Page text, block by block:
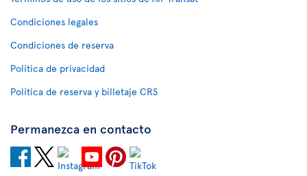
Condiciones legales
Condiciones de reserva
Política de privacidad
Política de reserva y billetaje CRS
Permanezca en contacto